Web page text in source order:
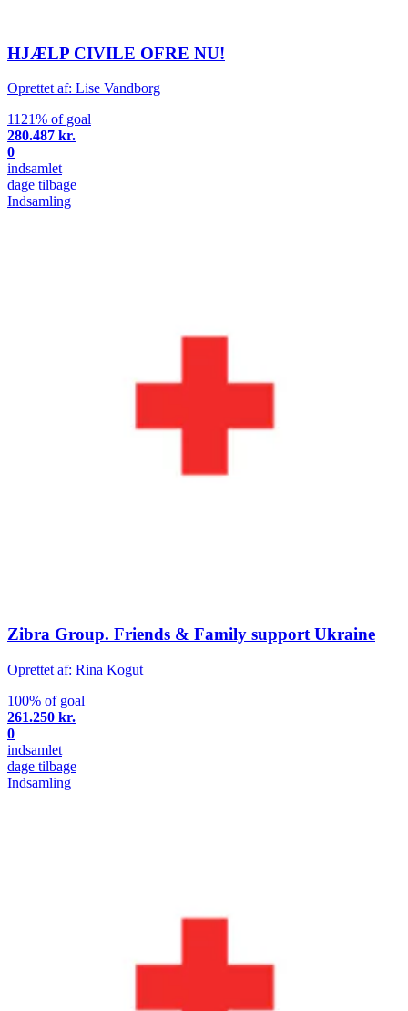
HJÆLP CIVILE OFRE NU!
Oprettet af: Lise Vandborg
1121% of goal
280.487 kr.
0
indsamlet
dage tilbage
Indsamling
Zibra Group. Friends & Family support Ukraine
Oprettet af: Rina Kogut
100% of goal
261.250 kr.
0
indsamlet
dage tilbage
Indsamling